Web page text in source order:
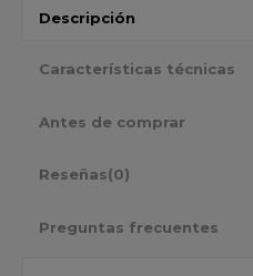
Descripción
Características técnicas
Antes de comprar
Reseñas(0)
Preguntas frecuentes